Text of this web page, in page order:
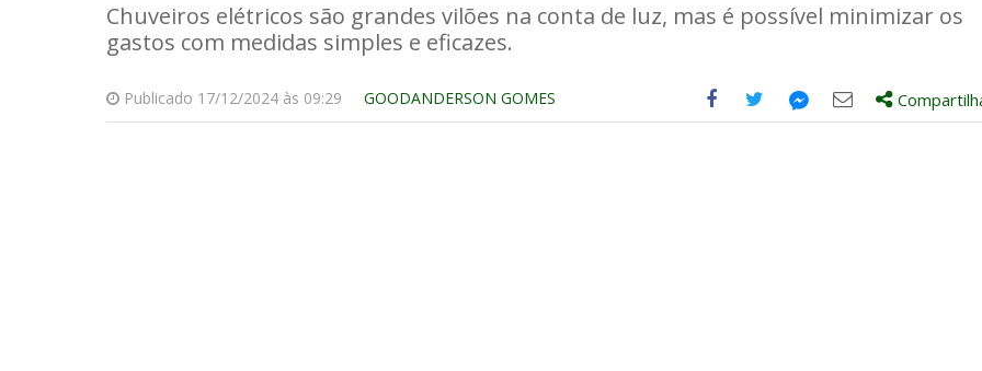
Chuveiros elétricos são grandes vilões na conta de luz, mas é possível minimizar os
gastos com medidas simples e eficazes.
Publicado 17/12/2024 às 09:29 GOODANDERSON GOMES
Compartilhe
CompartilheCompartilhe